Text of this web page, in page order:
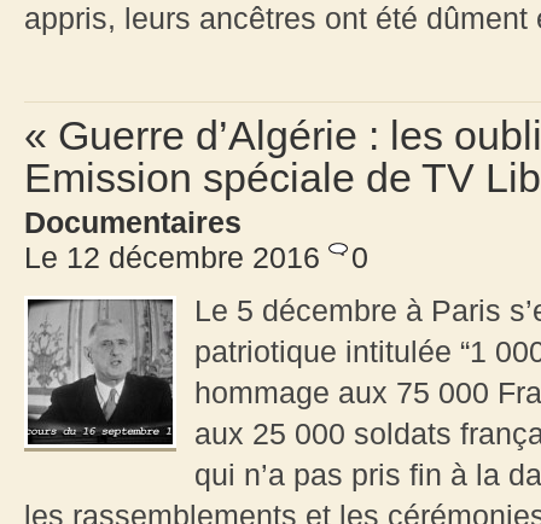
appris, leurs ancêtres ont été
« Guerre d’Algérie : les
Emission spéciale de TV
Documentaires
Le 12 décembre 2016
0
Le 5 décembre à Paris
patriotique intitulée “1
hommage aux 75 000
aux 25 000 soldats
qui n’a pas pris fin à la
les rassemblements et les